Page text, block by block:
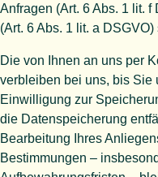
Anfragen (Art. 6 Abs. 1 lit.
(Art. 6 Abs. 1 lit. a
Die von Ihnen an uns per
verbleiben bei uns, bis Sie
Einwilligung zur
die Datenspeicherung
Bearbeitung Ihres
Bestimmungen –